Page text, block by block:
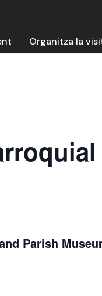
Organitza la
Parish